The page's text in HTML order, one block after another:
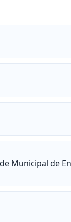
Municipal de